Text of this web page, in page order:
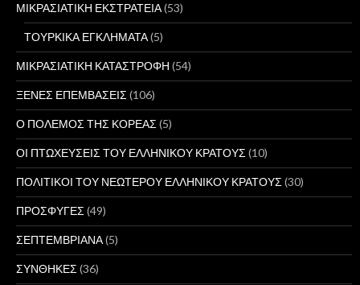
ΜΙΚΡΑΣΙΑΤΙΚΗ ΕΚΣΤΡΑΤΕΙΑ(53)
ΤΟΥΡΚΙΚΑ ΕΓΚΛΗΜΑΤΑ(5)
ΜΙΚΡΑΣΙΑΤΙΚΗ ΚΑΤΑΣΤΡΟΦΗ (54)
ΞΕΝΕΣ ΕΠΕΜΒΑΣΕΙΣ (106)
Ο ΠΟΛΕΜΟΣ ΤΗΣ ΚΟΡΕΑΣ (5)
ΟΙ ΠΤΩΧΕΥΣΕΙΣ ΤΟΥ ΕΛΛΗΝΙΚΟΥ ΚΡΑΤΟΥΣ (10)
ΠΟΛΙΤΙΚΟΙ ΤΟΥ ΝΕΩΤΕΡΟΥ ΕΛΛΗΝΙΚΟΥ ΚΡΑΤΟΥΣ (30)
ΠΡΟΣΦΥΓΕΣ (49)
ΣΕΠΤΕΜΒΡΙΑΝΑ(5)
ΣΥΝΘΗΚΕΣ (36)